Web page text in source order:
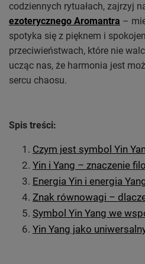
codziennych rytuałach, zajrzyj
ezoterycznego Aromantra –
spotyka się z pięknem i
przeciwieństwach, które nie
ucząc nas, że harmonia jest
sercu chaosu.
Spis treści:
Czym jest symbol Yin
Yin i Yang – znaczenie
Energia Yin i energia
Znak równowagi –
Symbol Yin Yang we
Yin Yang jako